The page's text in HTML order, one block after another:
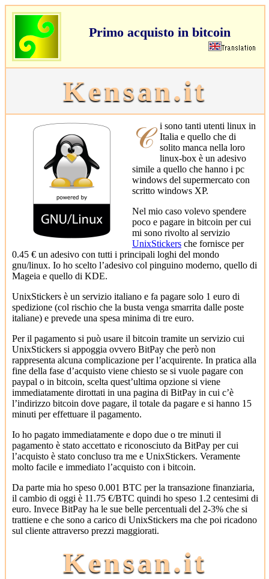
Primo acquisto in bitcoin
Kensan.it
𝒞i sono tanti utenti linux in Italia e quello che di
solito manca nella loro
linux-box è un adesivo
simile a quello che hanno i pc
windows del supermercato con
scritto windows XP.
Nel mio caso volevo spendere
poco e pagare in bitcoin per cui
mi sono rivolto al servizio
UnixStickers che fornisce per
0.45 € un adesivo con tutti i principali loghi del mondo
gnu/linux. Io ho scelto l’adesivo col pinguino moderno, quello di
Mageia e quello di KDE.
UnixStickers è un servizio italiano e fa pagare solo 1 euro di
spedizione (col rischio che la busta venga smarrita dalle poste
italiane) e prevede una spesa minima di tre euro.
Per il pagamento si può usare il bitcoin tramite un servizio cui
UnixStickers si appoggia ovvero BitPay che però non
rappresenta alcuna complicazione per l’acquirente. In pratica alla
fine della fase d’acquisto viene chiesto se si vuole pagare con
paypal o in bitcoin, scelta quest’ultima opzione si viene
immediatamente dirottati in una pagina di BitPay in cui c’è
l’indirizzo bitcoin dove pagare, il totale da pagare e si hanno 15
minuti per effettuare il pagamento.
Io ho pagato immediatamente e dopo due o tre minuti il
pagamento è stato accettato e riconosciuto da BitPay per cui
l’acquisto è stato concluso tra me e UnixStickers. Veramente
molto facile e immediato l’acquisto con i bitcoin.
Da parte mia ho speso 0.001 BTC per la transazione finanziaria,
il cambio di oggi è 11.75 €/BTC quindi ho speso 1.2 centesimi di
euro. Invece BitPay ha le sue belle percentuali del 2-3% che si
trattiene e che sono a carico di UnixStickers ma che poi ricadono
sul cliente attraverso prezzi maggiorati.
Kensan.it